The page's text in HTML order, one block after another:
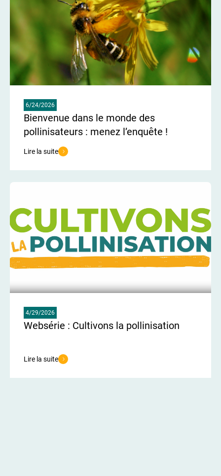
6/24/2026
Bienvenue dans le monde des
pollinisateurs : menez l’enquête !
Lire la suite
de l'article Bienvenue dans le monde des pollinisateurs : menez
4/29/2026
Websérie : Cultivons la pollinisation
Lire la suite
de l'article Websérie : Cultivons la pollinisation